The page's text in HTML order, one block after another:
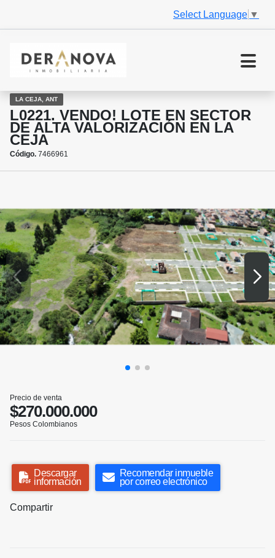
Select Language ▼
LA CEJA, ANT
L0221. VENDO! LOTE EN SECTOR
DE ALTA VALORIZACIÓN EN LA
CEJA
Código. 7466961
Precio de venta
$270.000.000
Pesos Colombianos
Descargar
información
Recomendar inmueble
por correo electrónico
Compartir